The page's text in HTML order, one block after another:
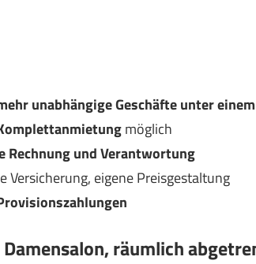
unabhängige Geschäfte unter
möglich
Rechnung und Verantwortung
Versicherung, eigene Preisgestaltung
räumlich